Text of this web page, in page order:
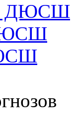
ДЮСШ